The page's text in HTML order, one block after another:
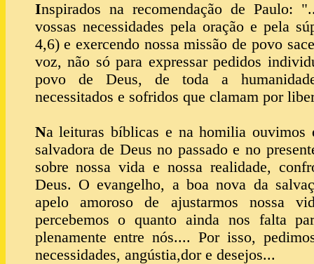
Inspirados na recomendação de Paulo:
vossas necessidades pela oração e pela
4,6) e exercendo nossa missão de povo
voz, não só para expressar pedidos
povo de Deus, de toda a
necessitados e sofridos que clamam por
Na leituras bíblicas e na homilia ouvimos
salvadora de Deus no passado e no
sobre nossa vida e nossa realidade,
Deus. O evangelho, a boa nova da
apelo amoroso de ajustarmos nossa
percebemos o quanto ainda nos falta
plenamente entre nós.... Por isso,
necessidades, angústia,dor e desejos...